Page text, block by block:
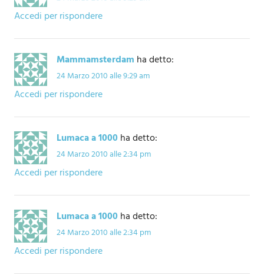
Accedi per rispondere
Mammamsterdam ha detto:
24 Marzo 2010 alle 9:29 am
Accedi per rispondere
Lumaca a 1000ha detto:
24 Marzo 2010 alle 2:34 pm
Accedi per rispondere
Lumaca a 1000ha detto:
24 Marzo 2010 alle 2:34 pm
Accedi per rispondere